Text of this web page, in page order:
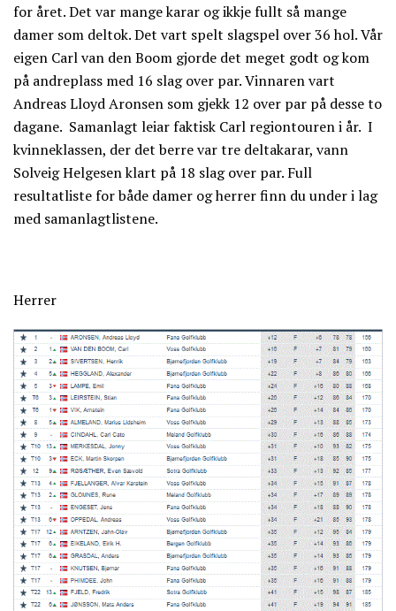
for året. Det var mange karar og ikkje fullt så mange
damer som deltok. Det vart spelt slagspel over 36 hol. Vår
eigen Carl van den Boom gjorde det meget godt og kom
på andreplass med 16 slag over par. Vinnaren vart
Andreas Lloyd Aronsen som gjekk 12 over par på desse to
dagane. Samanlagt leiar faktisk Carl regiontouren i år. I
kvinneklassen, der det berre var tre deltakarar, vann
Solveig Helgesen klart på 18 slag over par. Full
resultatliste for både damer og herrer finn du under i lag
med samanlagtlistene.
Herrer